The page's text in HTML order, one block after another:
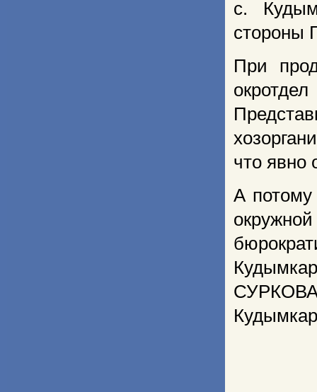
с.
стороны
При
что явно
А потому